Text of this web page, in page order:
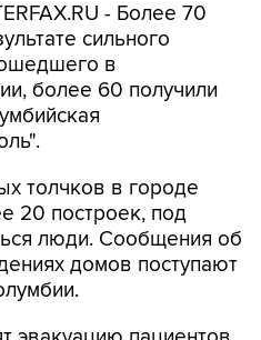
- Более 70
сильного
в
более 60 получили
толчков в городе
20 построек, под
люди. Сообщения об
домов поступают